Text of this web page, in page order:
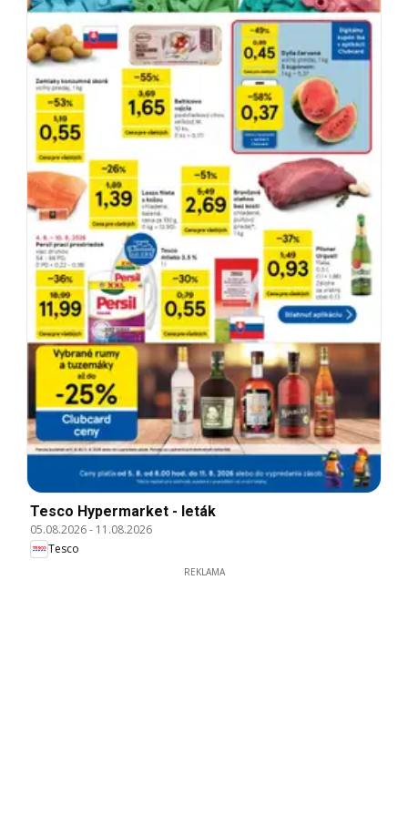
Tesco Hypermarket - leták
05.08.2026- 11.08.2026
Tesco
REKLAMA